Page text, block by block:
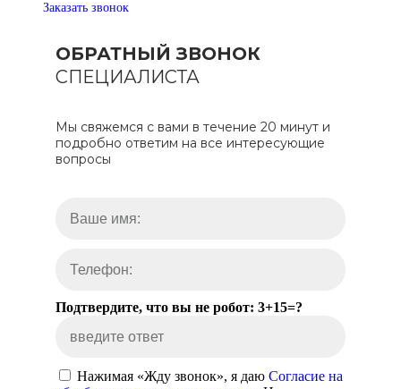
Заказать звонок
ОБРАТНЫЙ ЗВОНОК
СПЕЦИАЛИСТА
Мы свяжемся с вами в течение 20 минут и
подробно ответим на все интересующие
вопросы
Подтвердите, что вы не робот: 3+15=?
Нажимая «Жду звонок», я даю Согласие на